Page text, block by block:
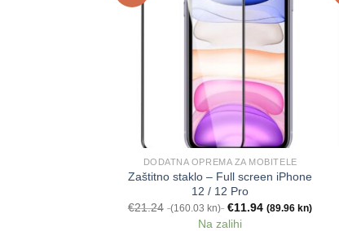
DODATNA OPREMA ZA MOBITELE
Zaštitno staklo – Full screen iPhone
12 / 12 Pro
€21.24 (160.03 kn) €11.94 (89.96 kn)
Na zalihi